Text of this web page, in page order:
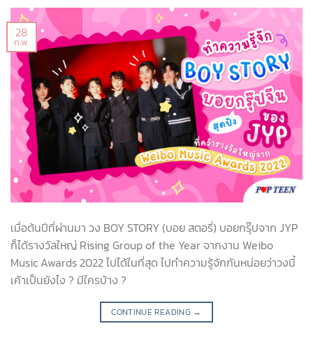
28
ก.พ.
เมื่อต้นปีที่ผ่านมา วง BOY STORY (บอย สตอรี่) บอยกรุ๊ปจาก JYP
ก็ได้รางวัลใหญ่ Rising Group of the Year จากงาน Weibo
Music Awards 2022 ไปได้ในที่สุด ไปทำความรู้จักกันหน่อยว่าวงนี้
เค้าเป็นยังไง ? มีใครบ้าง ?
CONTINUE READING →